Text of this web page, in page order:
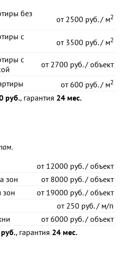
без
от2500 руб. / м2
с
от3500 руб. / м2
с
от2700 руб. / объект
от600 руб. / м2
руб., гарантия 24 мес.
от12000 руб. / объект
зон
от8000 руб. / объект
зон
от19000 руб. / объект
от250 руб. / м/п
от6000 руб. / объект
, гарантия 24 мес.